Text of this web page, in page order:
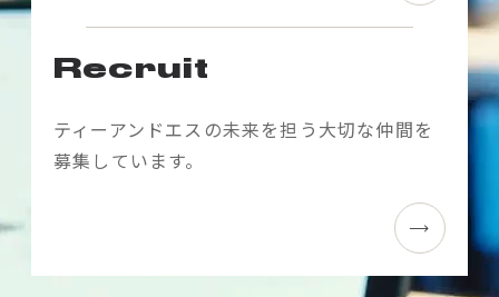
Recruit
ティーアンドエスの未来を担う大切な仲間を
募集しています。